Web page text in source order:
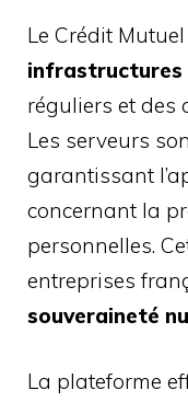
Le Crédit
infrastructures
réguliers et des
Les serveurs
garantissant
concernant la
personnelles.
entreprises
souveraineté
La plateforme